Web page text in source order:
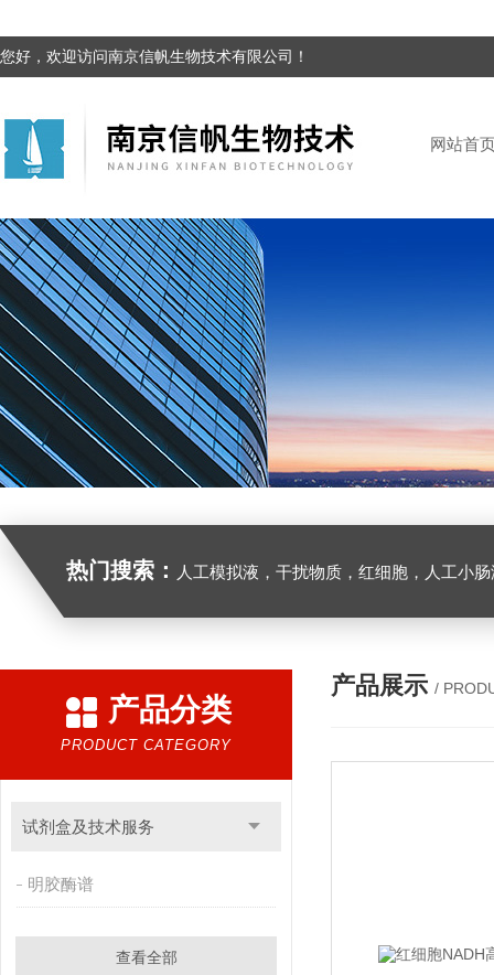
您好，欢迎访问南京信帆生物技术有限公司！
网站首
热门搜索： 人工模拟液，干扰物质，红细胞，人工小
产品分类
PRODUCT CATEGORY
试剂盒及技术服务
明胶酶谱
查看全部
产品展示 /